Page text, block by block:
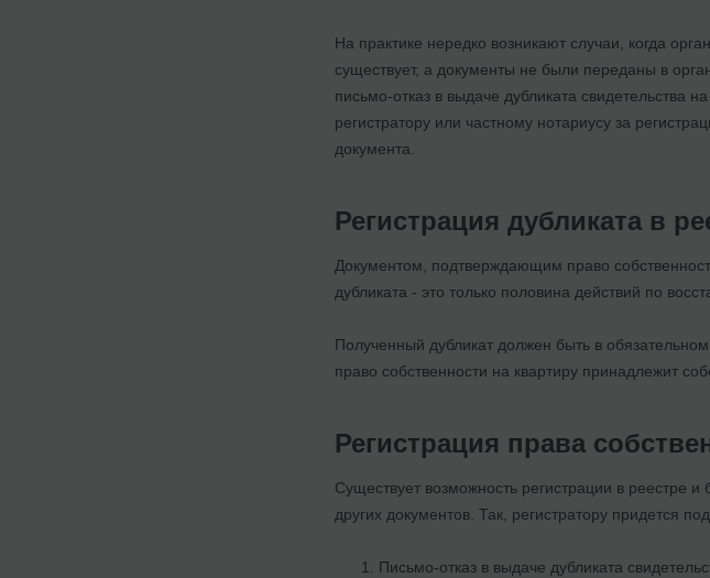
На практике нередко возникают случаи, когда
существует, а документы не были переданы в
письмо-отказ в выдаче дубликата свидетельства
регистратору или частному нотариусу за
документа.
Регистрация дубликата в
Документом, подтверждающим право
дубликата - это только половина действий по
Полученный дубликат должен быть в
право собственности на квартиру принадлежит
Регистрация права
Существует возможность регистрации в реестре
других документов. Так, регистратору придется
Письмо-отказ в выдаче дубликата